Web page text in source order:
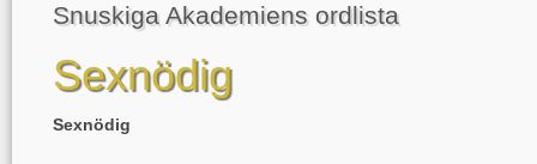
Snuskiga Akademiens ordlista
Sexnödig
Sexnödig